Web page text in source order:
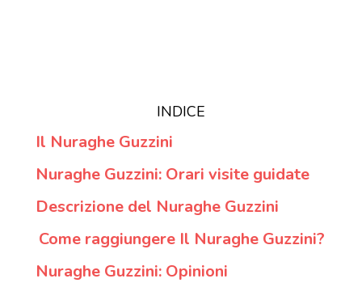
INDICE
Il Nuraghe Guzzini
Nuraghe Guzzini: Orari visite guidate
Descrizione del Nuraghe Guzzini
Come raggiungere Il Nuraghe Guzzini?
Nuraghe Guzzini: Opinioni